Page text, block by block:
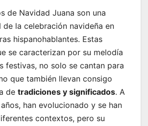
de Navidad Juana son una
la celebración navideña en
hispanohablantes. Estas
se caracterizan por su melodía
festivas, no solo se cantan para
que también llevan consigo
de tradiciones y significados. A
han evolucionado y se han
contextos, pero su